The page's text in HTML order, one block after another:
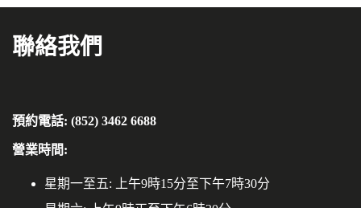
聯絡我們
預約電話: (852) 3462 6688
營業時間:
星期一至五: 上午9時15分至下午7時30分